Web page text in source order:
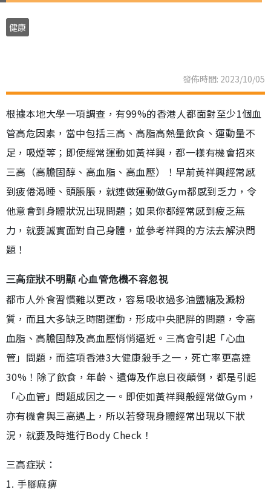
健康
發佈時間: 2023/10/05
根據本地大學一項調查，有99%的香港人都面對至少1個血
管高危因素，當中包括三高、高脂高熱量飲食、運動量不
足，吸煙等；即使經常運動如黃祥興，都一樣有機會招來
三高（高膽固醇、高血脂、高血壓）！早前黃祥興經常感
到疲倦渴睡、頭脹脹，就連做運動做Gym都感到乏力，令
他意會到身體狀況出現問題；如果你都經常感到疲乏無
力，就要誠實面對自己身體，並參考祥興的方法去解決問
題！
三高症狀不明顯 心血管危機不容忽視
都市人外食習慣難以更改，容易吸收過多油鹽糖及澱粉
質，而且大多缺乏時間運動，形成中央肥胖的問題，令高
血脂、高膽固醇及高血壓悄悄逼近。三高會引起「心血
管」問題，而這項香港3大健康殺手之一，死亡率更高達
30%！除了飲食，年齡、遺傳及作息日夜顛倒，都是引起
「心血管」問題成因之一。即使如黃祥興般經常做Gym，
亦有機會與三高遇上，所以若發現身體經常出現以下狀
況，就要及時進行Body Check！
三高症狀：
1. 手腳麻痹